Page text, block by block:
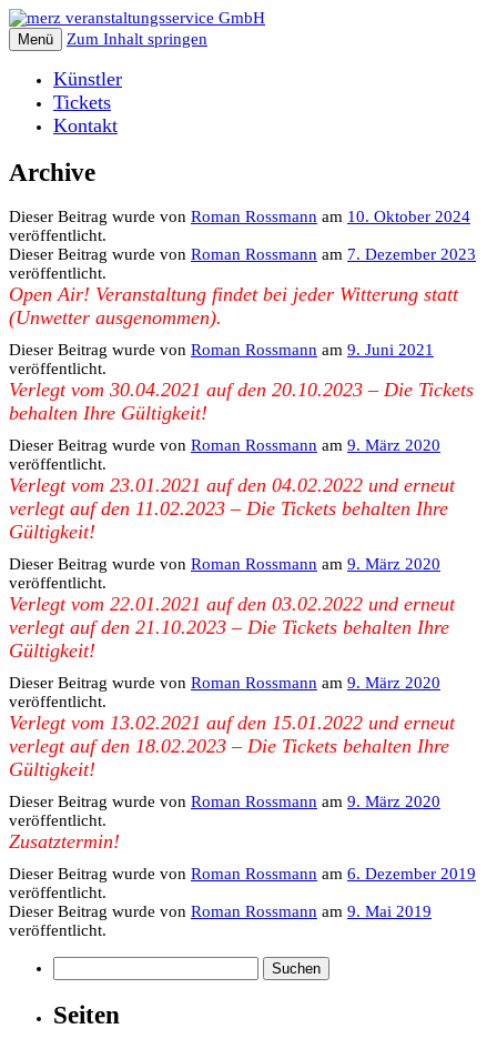
Menü Zum Inhalt springen
Künstler
Tickets
Kontakt
Archive
Dieser Beitrag wurde von Roman Rossmann am 10. Oktober 2024
veröffentlicht.
Dieser Beitrag wurde von Roman Rossmann am 7. Dezember 2023
veröffentlicht.
Open Air! Veranstaltung findet bei jeder Witterung statt
(Unwetter ausgenommen).
Dieser Beitrag wurde von Roman Rossmann am 9. Juni 2021
veröffentlicht.
Verlegt vom 30.04.2021 auf den 20.10.2023 – Die Tickets
behalten Ihre Gültigkeit!
Dieser Beitrag wurde von Roman Rossmann am 9. März 2020
veröffentlicht.
Verlegt vom 23.01.2021 auf den 04.02.2022 und erneut
verlegt auf den 11.02.2023 – Die Tickets behalten Ihre
Gültigkeit!
Dieser Beitrag wurde von Roman Rossmann am 9. März 2020
veröffentlicht.
Verlegt vom 22.01.2021 auf den 03.02.2022 und erneut
verlegt auf den 21.10.2023 – Die Tickets behalten Ihre
Gültigkeit!
Dieser Beitrag wurde von Roman Rossmann am 9. März 2020
veröffentlicht.
Verlegt vom 13.02.2021 auf den 15.01.2022 und erneut
verlegt auf den 18.02.2023 – Die Tickets behalten Ihre
Gültigkeit!
Dieser Beitrag wurde von Roman Rossmann am 9. März 2020
veröffentlicht.
Zusatztermin!
Dieser Beitrag wurde von Roman Rossmann am 6. Dezember 2019
veröffentlicht.
Dieser Beitrag wurde von Roman Rossmann am 9. Mai 2019
veröffentlicht.
nach:
Seiten